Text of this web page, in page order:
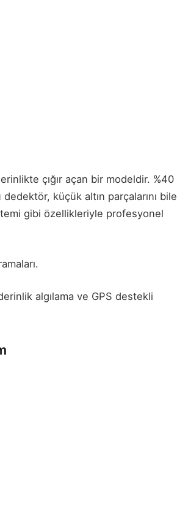
çığır açan bir modeldir. %40
küçük altın parçalarını bile
gibi özellikleriyle profesyonel
algılama ve GPS destekli